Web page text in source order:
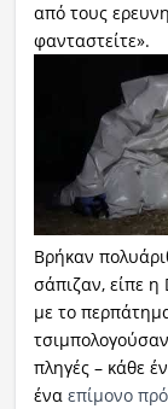
από τους
φανταστείτε».
Βρήκαν
σάπιζαν, είπε
με το
πληγές – κάθε
ένα επίμονο